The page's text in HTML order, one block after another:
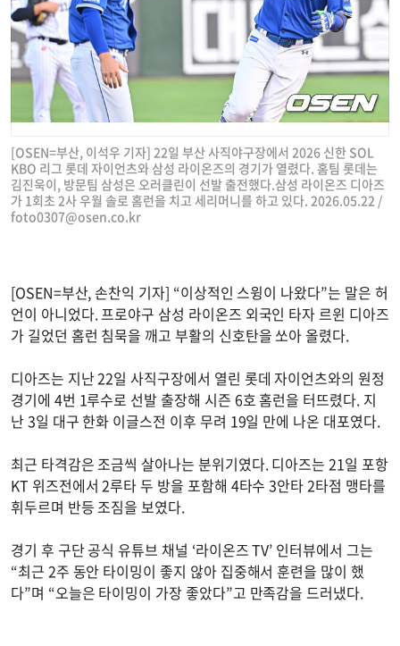
[OSEN=부산, 이석우 기자] 22일 부산 사직야구장에서 2026 신한 SOL
KBO 리그 롯데 자이언츠와 삼성 라이온즈의 경기가 열렸다. 홈팀 롯데는
김진욱이, 방문팀 삼성은 오러클린이 선발 출전했다.삼성 라이온즈 디아즈
가 1회초 2사 우월 솔로 홈런을 치고 세리머니를 하고 있다. 2026.05.22 /
foto0307@osen.co.kr
[OSEN=부산, 손찬익 기자] “이상적인 스윙이 나왔다”는 말은 허
언이 아니었다. 프로야구 삼성 라이온즈 외국인 타자 르윈 디아즈
가 길었던 홈런 침묵을 깨고 부활의 신호탄을 쏘아 올렸다.
디아즈는 지난 22일 사직구장에서 열린 롯데 자이언츠와의 원정
경기에 4번 1루수로 선발 출장해 시즌 6호 홈런을 터뜨렸다. 지
난 3일 대구 한화 이글스전 이후 무려 19일 만에 나온 대포였다.
최근 타격감은 조금씩 살아나는 분위기였다. 디아즈는 21일 포항
KT 위즈전에서 2루타 두 방을 포함해 4타수 3안타 2타점 맹타를
휘두르며 반등 조짐을 보였다.
경기 후 구단 공식 유튜브 채널 ‘라이온즈 TV’ 인터뷰에서 그는
“최근 2주 동안 타이밍이 좋지 않아 집중해서 훈련을 많이 했
다”며 “오늘은 타이밍이 가장 좋았다”고 만족감을 드러냈다.